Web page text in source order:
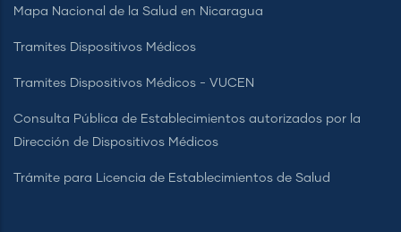
Mapa Nacional de la Salud en Nicaragua
Tramites Dispositivos Médicos
Tramites Dispositivos Médicos - VUCEN
Consulta Pública de Establecimientos autorizados por la
Dirección de Dispositivos Médicos
Trámite para Licencia de Establecimientos de Salud